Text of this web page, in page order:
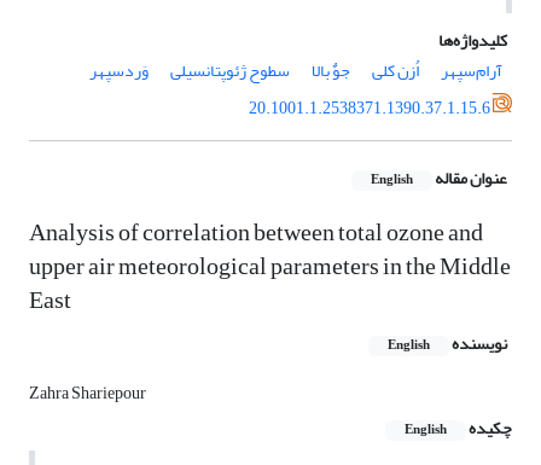
کلیدواژه‌ها
آرام‌سپهر
اُزن کلی جوٌ بالا سطوح ژئوپتانسیلی
وَرد‌سپهر
20.1001.1.2538371.1390.37.1.15.6
عنوان مقاله English
Analysis of correlation between total ozone and
upper air meteorological parameters in the Middle
East
نویسنده English
Zahra Shariepour
چکیده
English